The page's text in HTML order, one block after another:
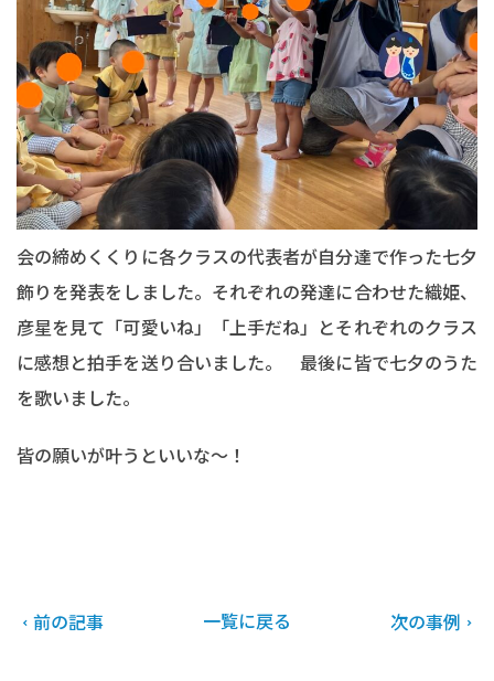
会の締めくくりに各クラスの代表者が自分達で作った七夕
飾りを発表をしました。それぞれの発達に合わせた織姫、
彦星を見て「可愛いね」「上手だね」とそれぞれのクラス
に感想と拍手を送り合いました。 最後に皆で七夕のうた
を歌いました。
皆の願いが叶うといいな～！
前の記事 一覧に戻る 次の事例